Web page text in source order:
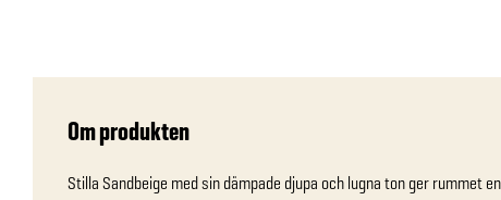
Om produkten
Stilla Sandbeige med sin dämpade djupa och lugna ton ger rummet